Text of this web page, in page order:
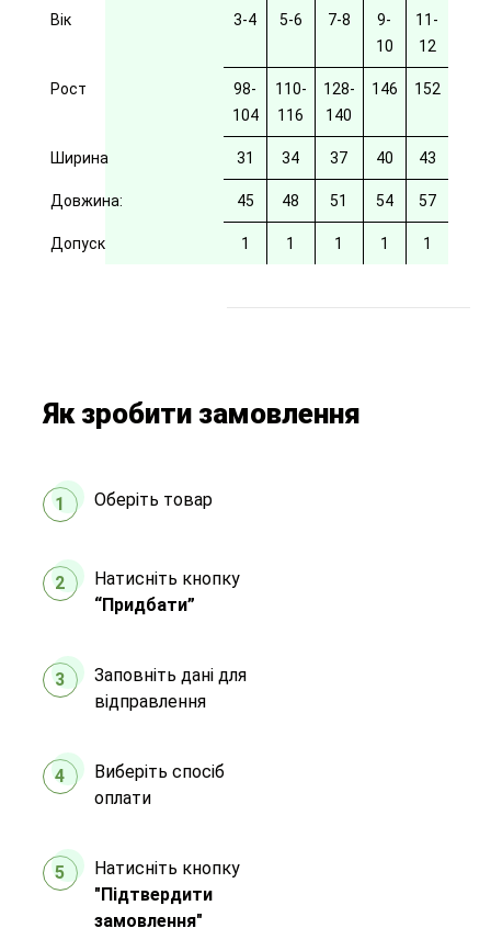
Вік 3-4 5-6 7-8
9-
10
11-
12
Рост
98-
104
110-
116
128-
140
146 152
Ширина 31 34 37 40 43
Довжина: 45 48 51 54 57
Допуск 1 1 1 1 1
Як зробити замовлення
1 Оберіть товар
2
Натисніть кнопку
“Придбати”
3
Заповніть дані для
відправлення
4
Виберіть спосіб
оплати
5
Натисніть кнопку
"Підтвердити
замовлення"